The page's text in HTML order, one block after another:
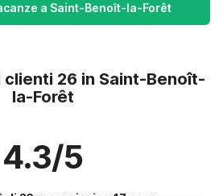
a Saint-Benoît-la-Forêt
26 in Saint-Benoît-
la-Forêt
4.3/5